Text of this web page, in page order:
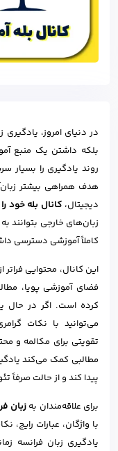
در دنیای امروز،
بلکه داشتن یک منبع
روند یادگیری را بسیار
هدف همراهی بیشتر
دیجیتال، کانال بله خود
زبان‌های خارجی بتوانند
کاملاً آموزشی دسترسی
این کانال، محتوایی
فضای آموزشی پویا،
کرده است. اگر در حال
می‌توانید با نکات
تقویتی برای مکالمه و
مطالبی کمک می‌کند
پیدا کند و از حالت صرفاً
برای علاقه‌مندان بهزبان
با واژگان، عبارات
یادگیری زبان فرانسه